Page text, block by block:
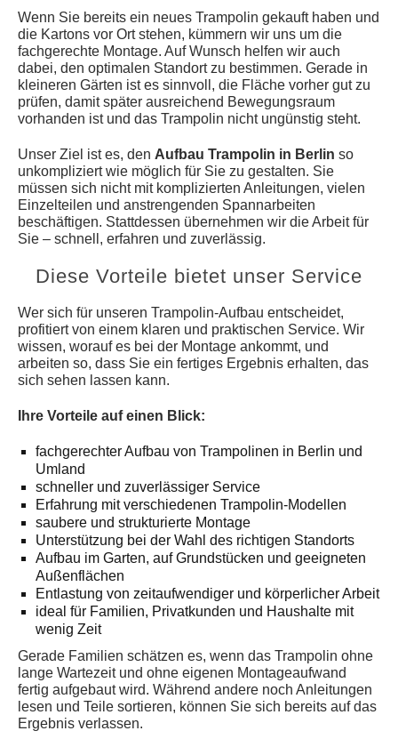
Wenn Sie bereits ein neues Trampolin gekauft haben und
die Kartons vor Ort stehen, kümmern wir uns um die
fachgerechte Montage. Auf Wunsch helfen wir auch
dabei, den optimalen Standort zu bestimmen. Gerade in
kleineren Gärten ist es sinnvoll, die Fläche vorher gut zu
prüfen, damit später ausreichend Bewegungsraum
vorhanden ist und das Trampolin nicht ungünstig steht.
Unser Ziel ist es, den Aufbau Trampolin in Berlin so
unkompliziert wie möglich für Sie zu gestalten. Sie
müssen sich nicht mit komplizierten Anleitungen, vielen
Einzelteilen und anstrengenden Spannarbeiten
beschäftigen. Stattdessen übernehmen wir die Arbeit für
Sie – schnell, erfahren und zuverlässig.
Diese Vorteile bietet unser Service
Wer sich für unseren Trampolin-Aufbau entscheidet,
profitiert von einem klaren und praktischen Service. Wir
wissen, worauf es bei der Montage ankommt, und
arbeiten so, dass Sie ein fertiges Ergebnis erhalten, das
sich sehen lassen kann.
Ihre Vorteile auf einen Blick:
fachgerechter Aufbau von Trampolinen in Berlin und
Umland
schneller und zuverlässiger Service
Erfahrung mit verschiedenen Trampolin-Modellen
saubere und strukturierte Montage
Unterstützung bei der Wahl des richtigen Standorts
Aufbau im Garten, auf Grundstücken und geeigneten
Außenflächen
Entlastung von zeitaufwendiger und körperlicher Arbeit
ideal für Familien, Privatkunden und Haushalte mit
wenig Zeit
Gerade Familien schätzen es, wenn das Trampolin ohne
lange Wartezeit und ohne eigenen Montageaufwand
fertig aufgebaut wird. Während andere noch Anleitungen
lesen und Teile sortieren, können Sie sich bereits auf das
Ergebnis verlassen.